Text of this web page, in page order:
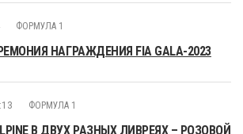
ФОРМУЛА 1
НАГРАЖДЕНИЯ FIA GALA-2023
ФОРМУЛА 1
В ДВУХ РАЗНЫХ ЛИВРЕЯХ – РОЗОВОЙ